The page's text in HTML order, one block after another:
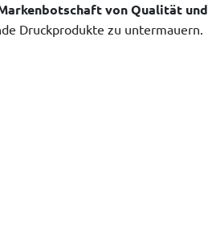
von Qualität und
Druckprodukte zu untermauern.